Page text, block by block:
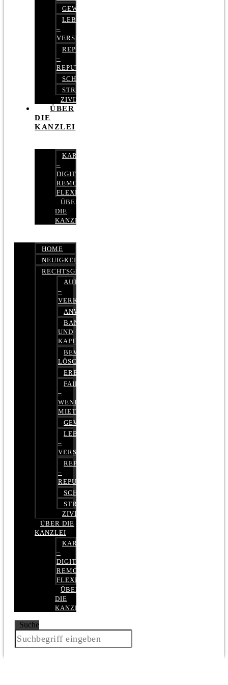
GEWERBERECHT
LEBENSVERSICHERUNG
–
VERSICHERUNGSRECHT
REPUTATIONSRECHT
–
REPUTATIONSMANAGEMENT
SCHUFARECHT
STRAFRECHT
ZIVILRECHT
ÜBER
DIE
KANZLEI
KARRIERE
–
DIGITAL,
REMOTE,
FLEXIBEL
ÜBER
DIE
KANZLEI
HOME
NEUIGKEITEN
RECHTSGEBIETE
AUTOBETRUG
–
VERKEHRSRECHT
ANWALTSHAFTUNGSRECHT
BANK-
UND
KAPITALMARKTRECHT
BEWERTUNGEN
LÖSCHEN
ERBRECHT
FAIRMIETEN
–
WENIGER
MIETE
GEWERBERECHT
LEBENSVERSICHERUNG
–
VERSICHERUNGSRECHT
REPUTATIONSRECHT
–
REPUTATIONSMANAGEMENT
SCHUFARECHT
STRAFRECHT
ZIVILRECHT
ÜBER DIE
KANZLEI
KARRIERE
–
DIGITAL,
REMOTE,
FLEXIBEL
ÜBER
DIE
KANZLEI
Suche